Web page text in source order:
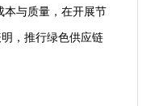
本与质量，在开展节
，推行绿色供应链